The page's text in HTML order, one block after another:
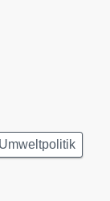
Umweltpolitik